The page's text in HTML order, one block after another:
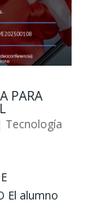
PARA
Tecnología
El alumno